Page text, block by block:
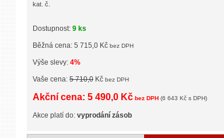
kat. č.
Dostupnost: 9 ks
Běžná cena: 5 715,0 Kč bez DPH
Výše slevy: 4%
Vaše cena: 5 710,0 Kč bez DPH
Akční cena: 5 490,0 Kč bez DPH (6 643 Kč s DPH)
Akce platí do: vyprodání zásob